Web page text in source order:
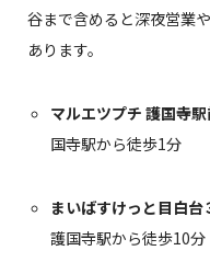
谷まで含めると深夜営業
あります。
マルエツプチ 護国寺
国寺駅から徒歩1分
まいばすけっと目白台
護国寺駅から徒歩10分